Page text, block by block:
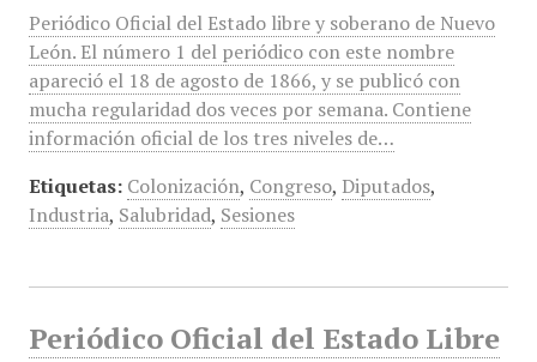
Periódico Oficial del Estado libre y soberano de Nuevo
León. El número 1 del periódico con este nombre
apareció el 18 de agosto de 1866, y se publicó con
mucha regularidad dos veces por semana. Contiene
información oficial de los tres niveles de…
Etiquetas: Colonización, Congreso, Diputados,
Industria, Salubridad, Sesiones
Periódico Oficial del Estado Libre